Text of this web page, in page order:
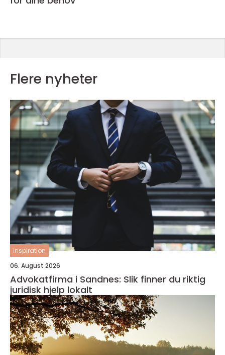
Flere nyheter
inspiration
06. August 2026
Advokatfirma i Sandnes: Slik finner du riktig
juridisk hjelp lokalt